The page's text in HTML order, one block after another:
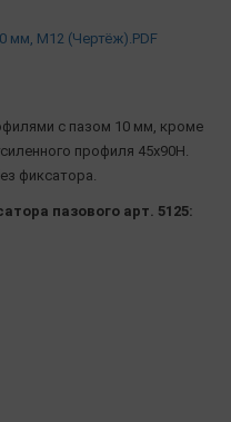
мм, М12 (Чертёж).PDF
с пазом 10 мм, кроме
профиля 45х90H.
фиксатора.
пазового арт. 5125: